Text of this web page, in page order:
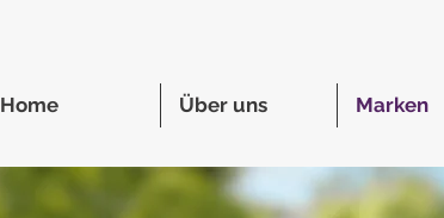
Home Über uns Marken